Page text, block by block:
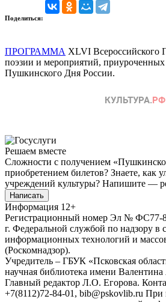
Поделиться:
ПРОГРАММА XLVI Всероссийского
поэзии и мероприятий,
Пушкинского Дня России.
Решаем вместе
Сложности с получением
приобретением билетов? Знаете, как
учреждений культуры? Напишите —
Написать
Информация 12+
Регистрационный номер Эл № ФС77-
г. Федеральной службой по надзору в
информационных технологий и
(Роскомнадзор).
Учредитель – ГБУК «Псковская
научная библиотека имени Валентина
Главный редактор Л.О. Егорова.
+7(8112)72-84-01, bib@pskovlib.ru При